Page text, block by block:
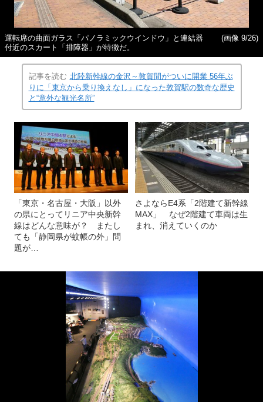
運転席の曲面ガラス「パノラミックウインドウ」と連結器
付近のスカート「排障器」が特徴だ。
(画像 9/26)
記事を読む 北陸新幹線の金沢～敦賀間がついに開業 56年ぶ
りに「東京から乗り換えなし」になった敦賀駅の数奇な歴史
と“意外な観光名所”
「東京・名古屋・大阪」以外
の県にとってリニア中央新幹
線はどんな意味が？ またし
ても「静岡県が蚊帳の外」問
題が…
さよならE4系「2階建て新幹線
MAX」 なぜ2階建て車両は生
まれ、消えていくのか